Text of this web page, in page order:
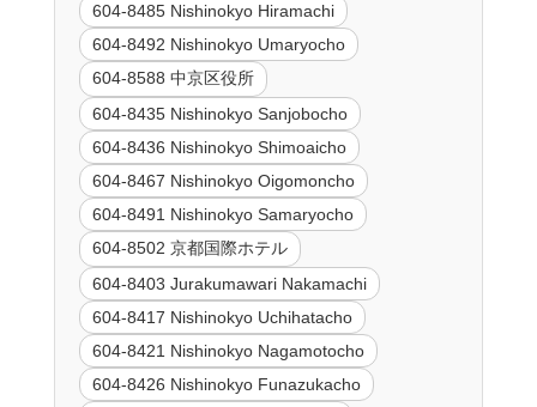
604-8485 Nishinokyo Hiramachi
604-8492 Nishinokyo Umaryocho
604-8588 中京区役所
604-8435 Nishinokyo Sanjobocho
604-8436 Nishinokyo Shimoaicho
604-8467 Nishinokyo Oigomoncho
604-8491 Nishinokyo Samaryocho
604-8502 京都国際ホテル
604-8403 Jurakumawari Nakamachi
604-8417 Nishinokyo Uchihatacho
604-8421 Nishinokyo Nagamotocho
604-8426 Nishinokyo Funazukacho